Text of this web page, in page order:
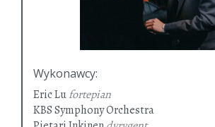
Wykonawcy:
Eric Lufortepian
KBS Symphony Orchestra